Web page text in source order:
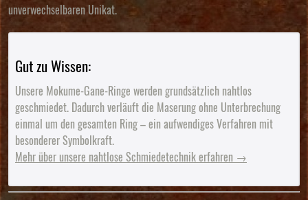
unverwechselbaren Unikat.
Gut zu Wissen:
Unsere Mokume-Gane-Ringe werden grundsätzlich nahtlos
geschmiedet . Dadurch verläuft die Maserung ohne Unterbrechung
einmal um den gesamten Ring – ein aufwendiges Verfahren mit
besonderer Symbolkraft.
Mehr über unsere nahtlose Schmiedetechnik erfahren →